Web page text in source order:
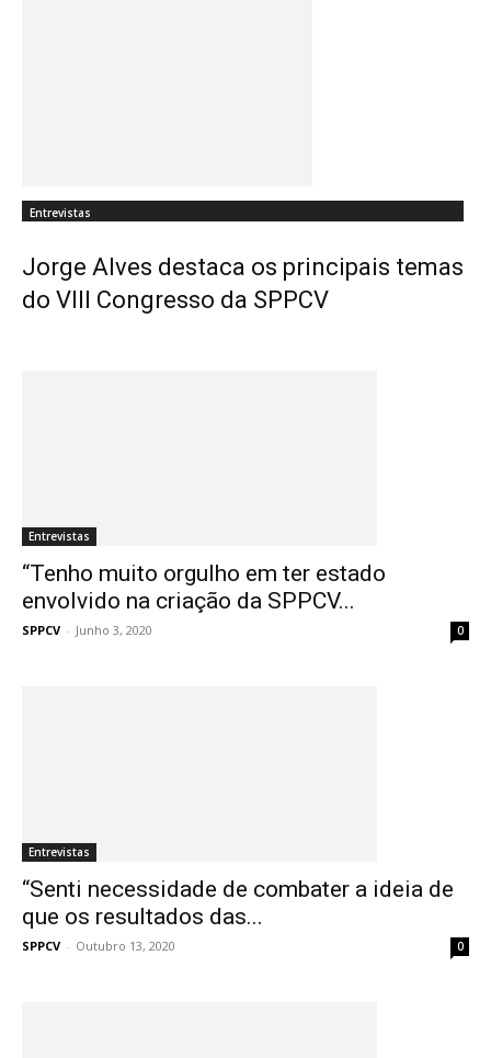
Entrevistas
Jorge Alves destaca os principais temas
do VIII Congresso da SPPCV
Entrevistas
“Tenho muito orgulho em ter estado
envolvido na criação da SPPCV...
SPPCV - Junho 3, 2020 0
Entrevistas
“Senti necessidade de combater a ideia de
que os resultados das...
SPPCV - Outubro 13, 2020 0